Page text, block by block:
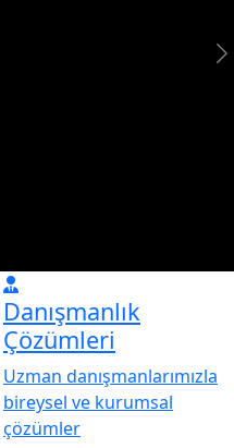
Danışmanlık
Çözümleri
Uzman danışmanlarımızla
bireysel ve kurumsal
çözümler